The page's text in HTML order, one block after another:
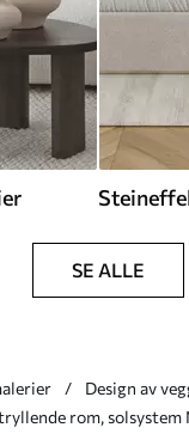
SE ALLE
Design av
rom, solsystem